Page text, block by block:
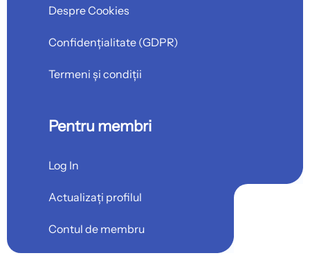
Despre Cookies
Confidențialitate (GDPR)
Termeni și condiții
Pentru membri
Log In
Actualizați profilul
Contul de membru